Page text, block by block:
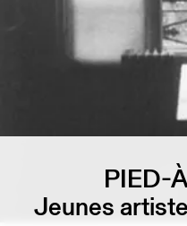
PIED-
Jeunes